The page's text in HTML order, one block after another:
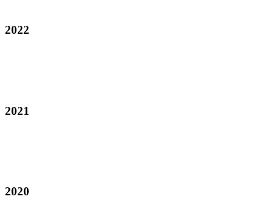
2022
2021
2020